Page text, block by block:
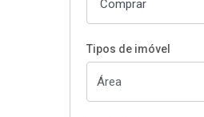
Tipos de imóvel